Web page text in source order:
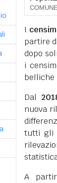
I
partire
dopo
i
belliche
Dal
nuova
tutti gli
A